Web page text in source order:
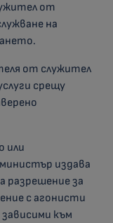
от
на
от служител
срещу
или
издава
разрешение за
с агонисти
към